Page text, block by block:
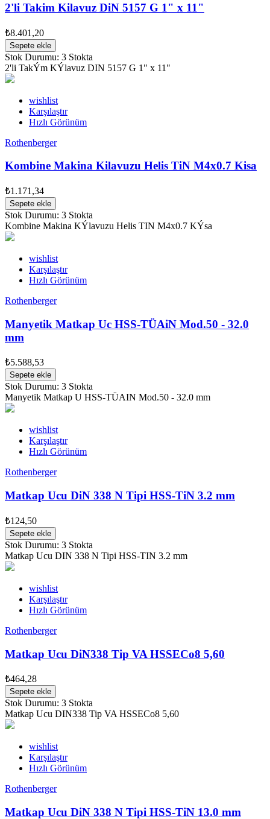
2'li Takim Kilavuz DiN 5157 G 1" x 11"
₺8.401,20
Sepete ekle
Stok Durumu: 3 Stokta
2'li TakÝm KÝlavuz DIN 5157 G 1" x 11"
wishlist
Karşılaştır
Hızlı Görünüm
Rothenberger
Kombine Makina Kilavuzu Helis TiN M4x0.7 Kisa
₺1.171,34
Sepete ekle
Stok Durumu: 3 Stokta
Kombine Makina KÝlavuzu Helis TIN M4x0.7 KÝsa
wishlist
Karşılaştır
Hızlı Görünüm
Rothenberger
Manyetik Matkap Uc HSS-TÜAiN Mod.50 - 32.0
mm
₺5.588,53
Sepete ekle
Stok Durumu: 3 Stokta
Manyetik Matkap U HSS-TÜAIN Mod.50 - 32.0 mm
wishlist
Karşılaştır
Hızlı Görünüm
Rothenberger
Matkap Ucu DiN 338 N Tipi HSS-TiN 3.2 mm
₺124,50
Sepete ekle
Stok Durumu: 3 Stokta
Matkap Ucu DIN 338 N Tipi HSS-TIN 3.2 mm
wishlist
Karşılaştır
Hızlı Görünüm
Rothenberger
Matkap Ucu DiN338 Tip VA HSSECo8 5,60
₺464,28
Sepete ekle
Stok Durumu: 3 Stokta
Matkap Ucu DIN338 Tip VA HSSECo8 5,60
wishlist
Karşılaştır
Hızlı Görünüm
Rothenberger
Matkap Ucu DiN 338 N Tipi HSS-TiN 13.0 mm